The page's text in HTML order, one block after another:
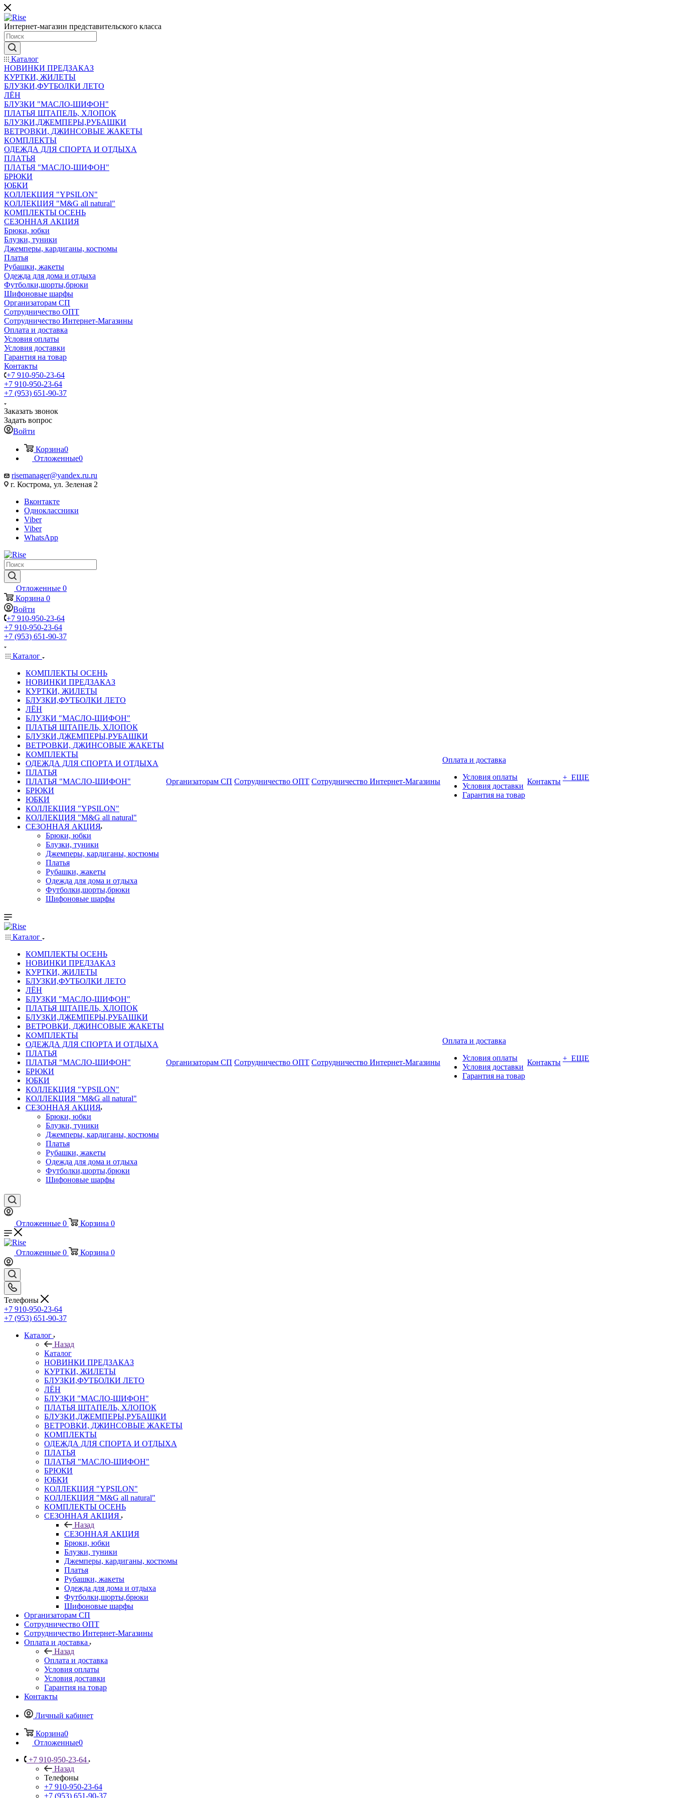
Интернет-магазин представительского класса
Каталог
НОВИНКИ ПРЕДЗАКАЗ
КУРТКИ, ЖИЛЕТЫ
БЛУЗКИ,ФУТБОЛКИ ЛЕТО
ЛЁН
БЛУЗКИ "МАСЛО-ШИФОН"
ПЛАТЬЯ ШТАПЕЛЬ, ХЛОПОК
БЛУЗКИ,ДЖЕМПЕРЫ,РУБАШКИ
ВЕТРОВКИ, ДЖИНСОВЫЕ ЖАКЕТЫ
КОМПЛЕКТЫ
ОДЕЖДА ДЛЯ СПОРТА И ОТДЫХА
ПЛАТЬЯ
ПЛАТЬЯ "МАСЛО-ШИФОН"
БРЮКИ
ЮБКИ
КОЛЛЕКЦИЯ "YPSILON"
КОЛЛЕКЦИЯ "M&G all natural"
КОМПЛЕКТЫ ОСЕНЬ
СЕЗОННАЯ АКЦИЯ
Брюки, юбки
Блузки, туники
Джемперы, кардиганы, костюмы
Платья
Рубашки, жакеты
Одежда для дома и отдыха
Футболки,шорты,брюки
Шифоновые шарфы
Организаторам СП
Сотрудничество ОПТ
Сотрудничество Интернет-Магазины
Оплата и доставка
Условия оплаты
Условия доставки
Гарантия на товар
Контакты
+7 910-950-23-64
+7 910-950-23-64
+7 (953) 651-90-37
Заказать звонок
Задать вопрос
Войти
Корзина0
Отложенные0
risemanager@yandex.ru.ru
г. Кострома, ул. Зеленая 2
Вконтакте
Одноклассники
Viber
Viber
WhatsApp
Отложенные 0
Корзина 0
Войти
+7 910-950-23-64
+7 910-950-23-64
+7 (953) 651-90-37
Каталог
КОМПЛЕКТЫ ОСЕНЬ
НОВИНКИ ПРЕДЗАКАЗ
КУРТКИ, ЖИЛЕТЫ
БЛУЗКИ,ФУТБОЛКИ ЛЕТО
ЛЁН
БЛУЗКИ "МАСЛО-ШИФОН"
ПЛАТЬЯ ШТАПЕЛЬ, ХЛОПОК
БЛУЗКИ,ДЖЕМПЕРЫ,РУБАШКИ
ВЕТРОВКИ, ДЖИНСОВЫЕ ЖАКЕТЫ
КОМПЛЕКТЫ
ОДЕЖДА ДЛЯ СПОРТА И ОТДЫХА
ПЛАТЬЯ
ПЛАТЬЯ "МАСЛО-ШИФОН"
БРЮКИ
ЮБКИ
КОЛЛЕКЦИЯ "YPSILON"
КОЛЛЕКЦИЯ "M&G all natural"
СЕЗОННАЯ АКЦИЯ
Брюки, юбки
Блузки, туники
Джемперы, кардиганы, костюмы
Платья
Рубашки, жакеты
Одежда для дома и отдыха
Футболки,шорты,брюки
Шифоновые шарфы
Организаторам СП Сотрудничество ОПТ Сотрудничество Интернет-Магазины
Оплата и доставка
Условия оплаты
Условия доставки
Гарантия на товар
Контакты + ЕЩЕ
Каталог
КОМПЛЕКТЫ ОСЕНЬ
НОВИНКИ ПРЕДЗАКАЗ
КУРТКИ, ЖИЛЕТЫ
БЛУЗКИ,ФУТБОЛКИ ЛЕТО
ЛЁН
БЛУЗКИ "МАСЛО-ШИФОН"
ПЛАТЬЯ ШТАПЕЛЬ, ХЛОПОК
БЛУЗКИ,ДЖЕМПЕРЫ,РУБАШКИ
ВЕТРОВКИ, ДЖИНСОВЫЕ ЖАКЕТЫ
КОМПЛЕКТЫ
ОДЕЖДА ДЛЯ СПОРТА И ОТДЫХА
ПЛАТЬЯ
ПЛАТЬЯ "МАСЛО-ШИФОН"
БРЮКИ
ЮБКИ
КОЛЛЕКЦИЯ "YPSILON"
КОЛЛЕКЦИЯ "M&G all natural"
СЕЗОННАЯ АКЦИЯ
Брюки, юбки
Блузки, туники
Джемперы, кардиганы, костюмы
Платья
Рубашки, жакеты
Одежда для дома и отдыха
Футболки,шорты,брюки
Шифоновые шарфы
Организаторам СП Сотрудничество ОПТ Сотрудничество Интернет-Магазины
Оплата и доставка
Условия оплаты
Условия доставки
Гарантия на товар
Контакты + ЕЩЕ
Отложенные 0 Корзина 0
Отложенные 0 Корзина 0
Телефоны
+7 910-950-23-64
+7 (953) 651-90-37
Каталог
Назад
Каталог
НОВИНКИ ПРЕДЗАКАЗ
КУРТКИ, ЖИЛЕТЫ
БЛУЗКИ,ФУТБОЛКИ ЛЕТО
ЛЁН
БЛУЗКИ "МАСЛО-ШИФОН"
ПЛАТЬЯ ШТАПЕЛЬ, ХЛОПОК
БЛУЗКИ,ДЖЕМПЕРЫ,РУБАШКИ
ВЕТРОВКИ, ДЖИНСОВЫЕ ЖАКЕТЫ
КОМПЛЕКТЫ
ОДЕЖДА ДЛЯ СПОРТА И ОТДЫХА
ПЛАТЬЯ
ПЛАТЬЯ "МАСЛО-ШИФОН"
БРЮКИ
ЮБКИ
КОЛЛЕКЦИЯ "YPSILON"
КОЛЛЕКЦИЯ "M&G all natural"
КОМПЛЕКТЫ ОСЕНЬ
СЕЗОННАЯ АКЦИЯ
Назад
СЕЗОННАЯ АКЦИЯ
Брюки, юбки
Блузки, туники
Джемперы, кардиганы, костюмы
Платья
Рубашки, жакеты
Одежда для дома и отдыха
Футболки,шорты,брюки
Шифоновые шарфы
Организаторам СП
Сотрудничество ОПТ
Сотрудничество Интернет-Магазины
Оплата и доставка
Назад
Оплата и доставка
Условия оплаты
Условия доставки
Гарантия на товар
Контакты
Личный кабинет
Корзина0
Отложенные0
+7 910-950-23-64
Назад
Телефоны
+7 910-950-23-64
+7 (953) 651-90-37